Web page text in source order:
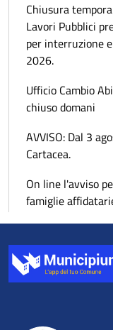
Chiusura
Lavori Pubblici
per interruzione
2026.
Ufficio Cambio
chiuso domani
AVVISO: Dal 3
Cartacea.
On line l'avviso
famiglie